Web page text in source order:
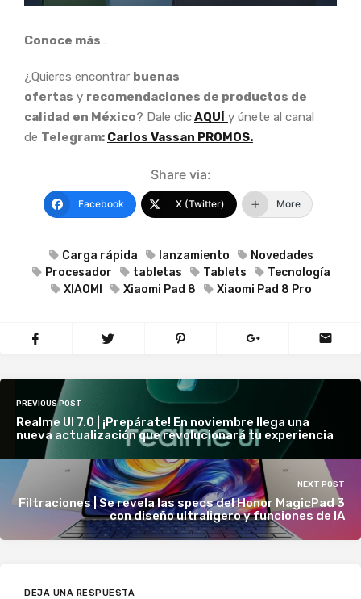
Conoce más…
¿Quieres encontrar buenas
ofertas y recomendaciones de productos de
calidad en México? Dale clicAQUÍ y únete al canal
de Telegram: Carlos Vassan PROMOS.
Share via:
Facebook X (Twitter) More
Carga rápida lanzamiento
Novedades
Procesador
tabletas Tablets
Tecnología
XIAOMI
Xiaomi Pad 8 Xiaomi Pad 8 Pro
PREVIOUS POST
Realme UI 7.0 | ¡Prepárate! En noviembre llega una
nueva actualización que revolucionará tu experiencia
NEXT POST
Filtraciones | Se revela las specs del Honor MagicPad 3
con diseño ultraligero y funciones de IA
DEJA UNA RESPUESTA